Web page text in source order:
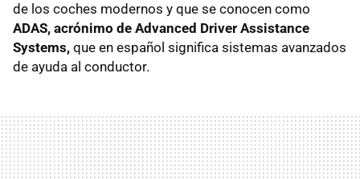
de los coches modernos y que se conocen como
ADAS, acrónimo de Advanced Driver Assistance
Systems, que en español significa sistemas avanzados
de ayuda al conductor.